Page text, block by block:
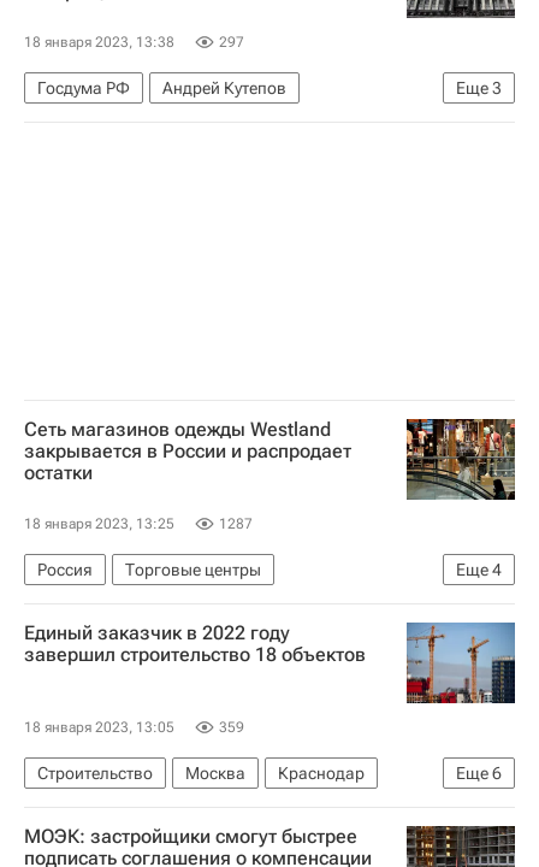
Детские сады
Медучреждения
18 января 2023, 13:38 297
Еще3
Госдума РФ
Андрей Кутепов
Единая Россия
Строительство
Сеть магазинов одежды Westland
закрывается в России и распродает
остатки
18 января 2023, 13:25 1287
Еще4
Россия
Торговые центры
Торговая недвижимость
Ритейл
Москва
Санкт-Петербург
Единый заказчик в 2022 году
завершил строительство 18 объектов
18 января 2023, 13:05 359
Еще6
Строительство Москва
Краснодар
Подольск
Литературный институт имени Горького
Артек
МОЭК: застройщики смогут быстрее
подписать соглашения о компенсации